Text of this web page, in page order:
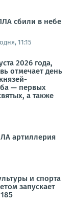
сбили в небе
11:15
2026 года,
отмечает день
— первых
а также
артиллерия
и спорта
запускает